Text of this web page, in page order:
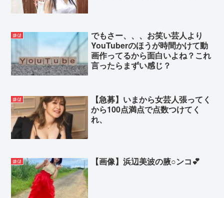
嫌儲
でもさー、、、お笑い芸人より
YouTuberのほうが時間かけて動
画作ってるから面白いよね？これ
言ったらまずい感じ？
嫌儲
【急募】いまから女芸人張ってく
から100点満点で点数つけてく
れ、
嫌儲 【画像】浜辺美波の腋○ンコ💕